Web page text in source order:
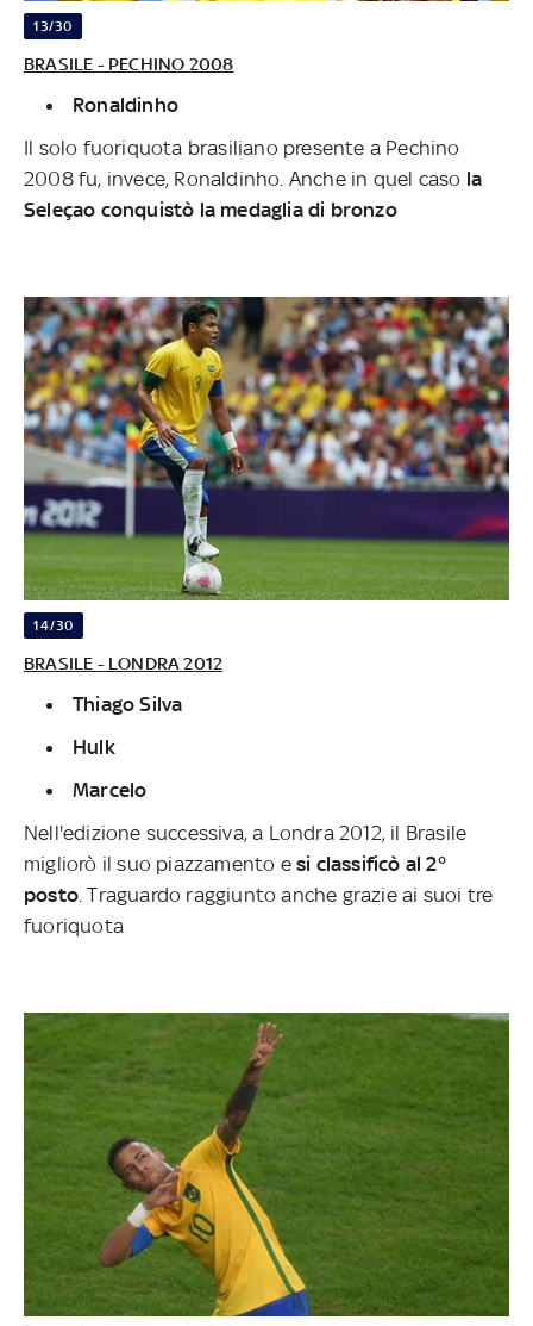
13/30
BRASILE - PECHINO 2008
Ronaldinho
Il solo fuoriquota brasiliano presente a Pechino
2008 fu, invece, Ronaldinho. Anche in quel caso la
Seleçao conquistò la medaglia di bronzo
14/30
BRASILE - LONDRA 2012
Thiago Silva
Hulk
Marcelo
Nell'edizione successiva, a Londra 2012, il Brasile
migliorò il suo piazzamento esi classificò al 2°
posto. Traguardo raggiunto anche grazie ai suoi tre
fuoriquota